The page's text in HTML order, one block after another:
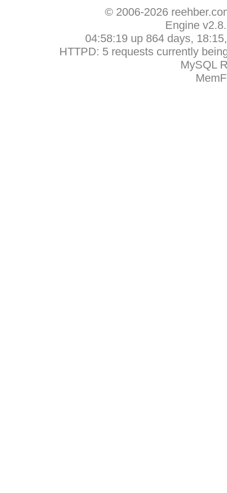
© 2006-2026
Engine
04:58:19 up 864 days,
HTTPD: 5 requests currently
MySQL